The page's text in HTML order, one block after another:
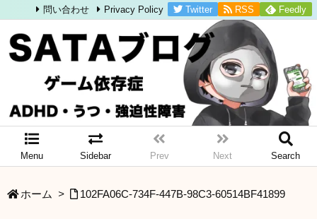
Menu Sidebar Prev Next Search
問い合わせ Privacy Policy Twitter RSS Feedly
ホーム > 102FA06C-734F-447B-98C3-60514BF41899